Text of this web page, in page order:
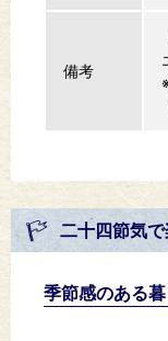
備考
二十四節気
季節感のある